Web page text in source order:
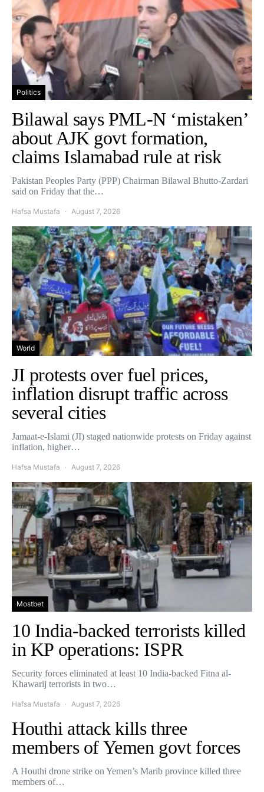
Politics
Bilawal says PML-N ‘mistaken’
about AJK govt formation,
claims Islamabad rule at risk
Pakistan Peoples Party (PPP) Chairman Bilawal Bhutto-Zardari
said on Friday that the…
Hafsa Mustafa August 7, 2026
World
JI protests over fuel prices,
inflation disrupt traffic across
several cities
Jamaat-e-Islami (JI) staged nationwide protests on Friday against
inflation, higher…
Hafsa Mustafa August 7, 2026
Mostbet
10 India-backed terrorists killed
in KP operations: ISPR
Security forces eliminated at least 10 India-backed Fitna al-
Khawarij terrorists in two…
Hafsa Mustafa August 7, 2026
Houthi attack kills three
members of Yemen govt forces
A Houthi drone strike on Yemen’s Marib province killed three
members of…